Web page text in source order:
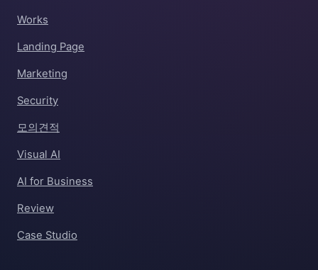
Works
Landing Page
Marketing
Security
모의견적
Visual AI
AI for Business
Review
Case Studio